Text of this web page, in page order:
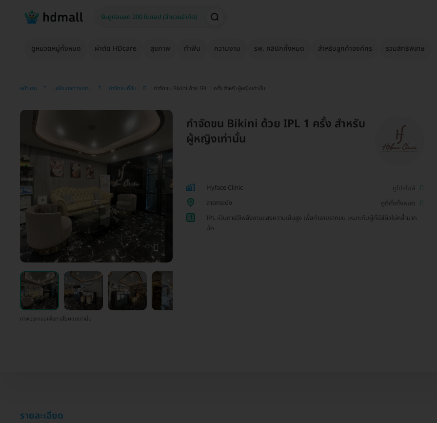
ดูหมวดหมู่ทั้งหมด ผ่าตัด HDcare สุขภาพ ทำฟัน ความงาม รพ. คลินิกทั้งหมด สำหรับลูกค้าองค์กร รวมสิทธิพิเศษ
หน้าแรก แพ็กเกจความงาม กำจัดขนที่ลับ กำจัดขน Bikini ด้วย IPL 1 ครั้ง สำหรับผู้หญิงเท่านั้น
ภาพประกอบเพื่อการโฆษณาเท่านั้น
กำจัดขน Bikini ด้วย IPL 1 ครั้ง สำหรับ
ผู้หญิงเท่านั้น
Hyface Clinic
ดูโปรไฟล์
ลาดกระบัง
ดูที่ตั้งทั้งหมด
1
IPL เป็นการใช้พลังงานแสงความเข้มสูง เพื่อทำลายรากขน เหมาะกับผู้ที่มีสีผิวไม่คล้ำมาก
นัก
รายละเอียด